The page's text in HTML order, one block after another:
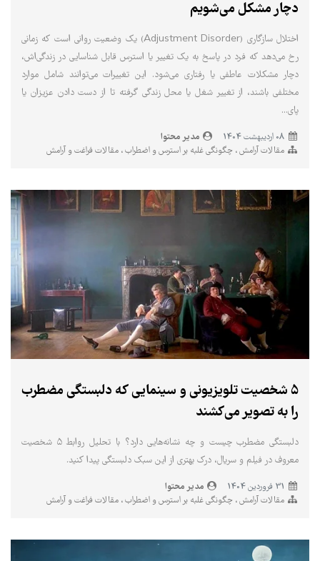
دچار مشکل می‌شویم
اختلال سازگاری (Adjustment Disorder) یک وضعیت روانی است که زمانی
رخ می‌دهد که فرد در پاسخ به یک تغییر یا استرس قابل شناسایی در زندگی‌اش،
دچار مشکلات عاطفی یا رفتاری می‌شود. این تغییرات می‌توانند شامل موارد
مختلفی باشند، از تغییر شغل یا محل زندگی گرفته تا از دست دادن عزیزان یا
پای...
مدیر محتوا
مقالات آرامش چگونگی غلبه بر استرس و اضطراب مقالات فراغت و آرامش
۵ شخصیت تلویزیونی و سینمایی که دلبستگی مضطرب
را به تصویر می‌کشند
دلبستگی مضطرب چیست و چه نشانه‌هایی دارد؟ با تحلیل روابط ۵ شخصیت
معروف در فیلم و سریال، درک بهتری از این سبک دلبستگی پیدا کنید.
مدیر محتوا
مقالات آرامش چگونگی غلبه بر استرس و اضطراب مقالات فراغت و آرامش